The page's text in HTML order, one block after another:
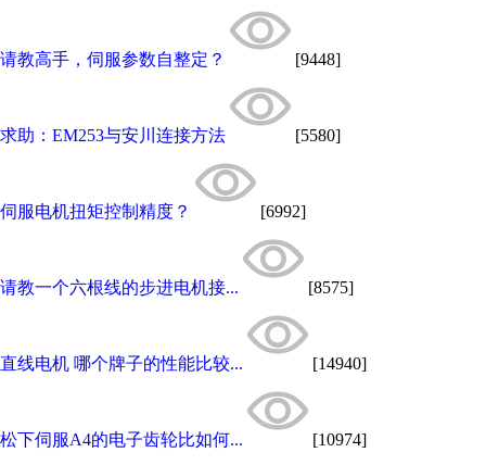
请教高手，伺服参数自整定？ [9448]
求助：EM253与安川连接方法 [5580]
伺服电机扭矩控制精度？ [6992]
请教一个六根线的步进电机接... [8575]
直线电机 哪个牌子的性能比较... [14940]
松下伺服A4的电子齿轮比如何... [10974]